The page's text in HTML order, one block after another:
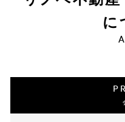
に